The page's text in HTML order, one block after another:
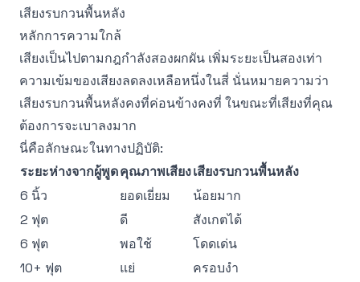
เสียงรบกวนพื้นหลัง
หลักการความใกล้
เสียงเป็นไปตามกฎกำลังสองผกผัน เพิ่มระยะเป็นสองเท่า
ความเข้มของเสียงลดลงเหลือหนึ่งในสี่ นั่นหมายความว่า
เสียงรบกวนพื้นหลังคงที่ค่อนข้างคงที่ ในขณะที่เสียงที่คุณ
ต้องการจะเบาลงมาก
นี่คือลักษณะในทางปฏิบัติ:
ระยะห่างจากผู้พูดคุณภาพเสียงเสียงรบกวนพื้นหลัง
6 นิ้ว
ยอดเยี่ยม
น้อยมาก
2 ฟุต
ดี
สังเกตได้
6 ฟุต
พอใช้
โดดเด่น
10+ ฟุต
แย่
ครอบงำ